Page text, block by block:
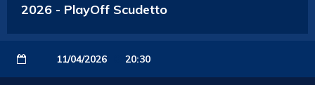
2026 - PlayOff Scudetto
11/04/2026 20:30